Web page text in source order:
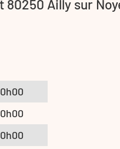
80250 Ailly sur